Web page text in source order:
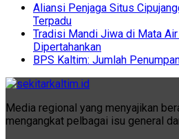
Aliansi Penjaga Situs
Terpadu
Tradisi Mandi Jiwa di Mata
Dipertahankan
BPS Kaltim: Jumlah
Media regional yang menyajikan
mengangkat pelbagai isu general